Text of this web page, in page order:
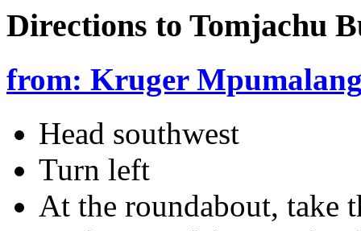
Directions to Tomjachu
from: Kruger
Head southwest
Turn left
At the roundabout, take